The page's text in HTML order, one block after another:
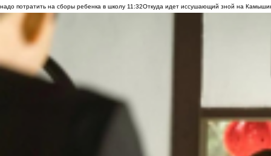
надо потратить на сборы ребенка в школу 11:32Откуда идет иссушающий зной на